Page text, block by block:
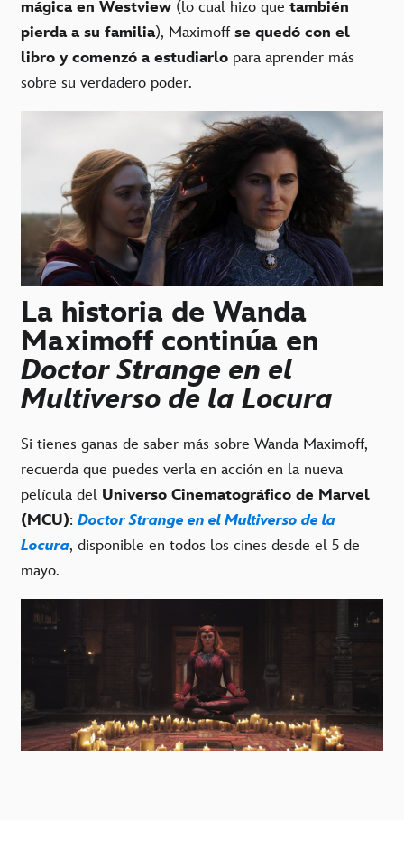
mágica en Westview (lo cual hizo que también
pierda a su familia), Maximoff se quedó con el
libro y comenzó a estudiarlo para aprender más
sobre su verdadero poder.
La historia de Wanda
Maximoff continúa en
Doctor Strange en el
Multiverso de la Locura
Si tienes ganas de saber más sobre Wanda Maximoff,
recuerda que puedes verla en acción en la nueva
película del Universo Cinematográfico de Marvel
(MCU): Doctor Strange en el Multiverso de la
Locura, disponible en todos los cines desde el 5 de
mayo.